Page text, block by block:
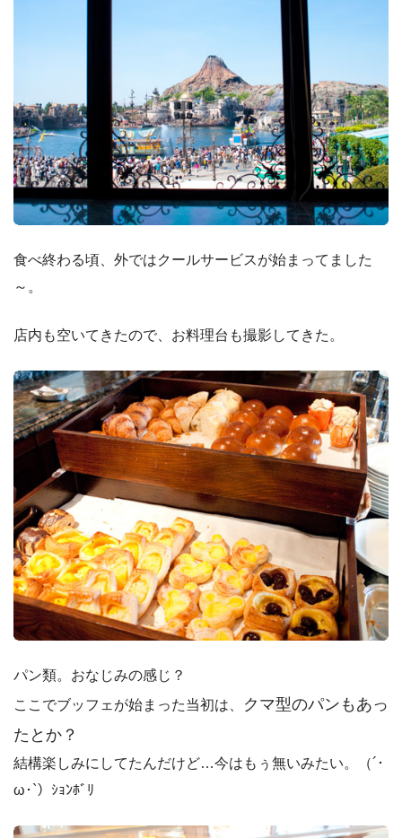
食べ終わる頃、外ではクールサービスが始まってました
～。
店内も空いてきたので、お料理台も撮影してきた。
パン類。おなじみの感じ？
ここでブッフェが始まった当初は、
クマ型のパンもあっ
たとか？
結構楽しみにしてたんだけど…今はもぅ無いみたい。（´･
ω･`）ｼｮﾝﾎﾞﾘ